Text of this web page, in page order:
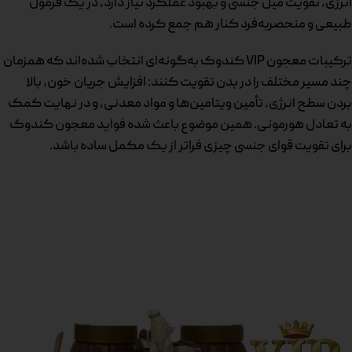
انرژی، تقویت میل جنسی و بهبود عملکرد نیاز دارد، در یک فرمول
طبیعی و منحصر‌به‌فرد کنار هم جمع کرده است.
ترکیبات معجون VIP کندوک به‌گونه‌ای انتخاب شده‌اند که همزمان
چند مسیر مختلف را در بدن تقویت کنند: افزایش جریان خون، بالا
بردن سطح انرژی، تأمین ویتامین‌ها و مواد معدنی، و در نهایت کمک
به تعادل هورمونی. همین موضوع باعث شده فواید معجون کندوک
برای تقویت قوای جنسی چیزی فراتر از یک مکمل ساده باشد.